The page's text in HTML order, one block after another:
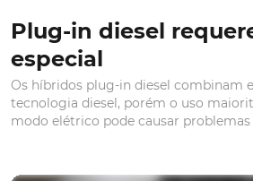
Plug-in diesel
especial
Os híbridos plug-in diesel combinam
tecnologia diesel, porém o uso
modo elétrico pode causar problemas